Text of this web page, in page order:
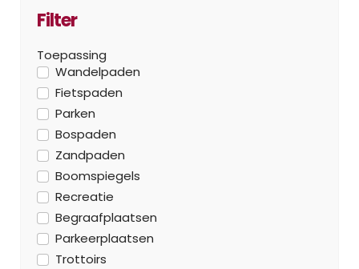
Filter
Toepassing
Wandelpaden
Fietspaden
Parken
Bospaden
Zandpaden
Boomspiegels
Recreatie
Begraafplaatsen
Parkeerplaatsen
Trottoirs